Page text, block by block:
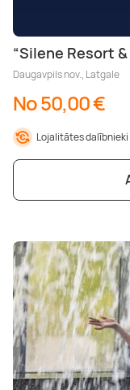
“Silene Resort
Daugavpils nov., Latgale
No 50,00 €
Lojalitātes dalībnieki